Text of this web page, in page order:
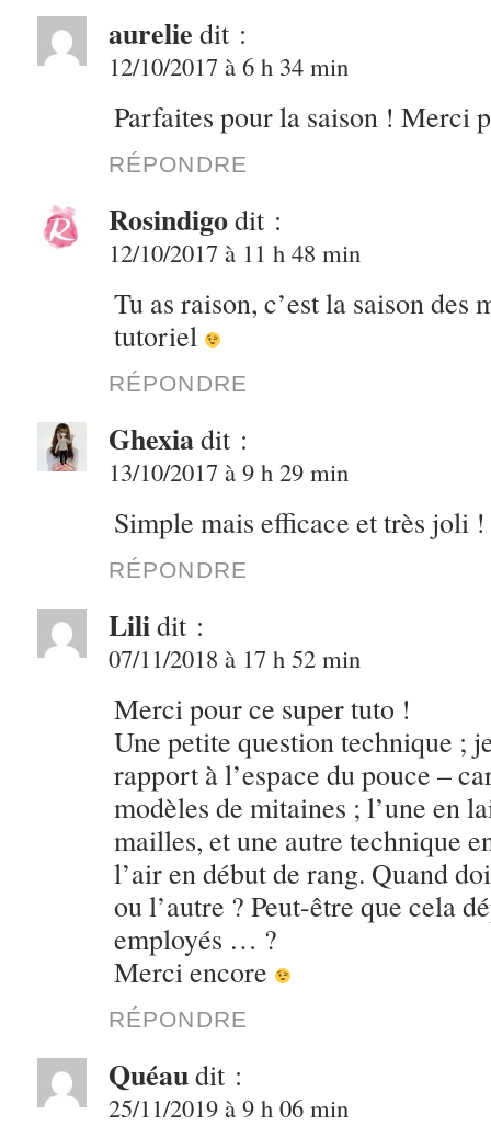
aurelie dit :
12/10/2017 à 6 h 34 min
Parfaites pour la saison ! Merci
RÉPONDRE
Rosindigodit :
12/10/2017 à 11 h 48 min
Tu as raison, c’est la saison
tutoriel
RÉPONDRE
Ghexiadit :
13/10/2017 à 9 h 29 min
Simple mais efficace et très joli
RÉPONDRE
Lilidit :
07/11/2018 à 17 h 52 min
Merci pour ce super tuto !
Une petite question technique ;
rapport à l’espace du pouce –
modèles de mitaines ; l’une en
mailles, et une autre technique
l’air en début de rang. Quand
ou l’autre ? Peut-être que cela
employés … ?
Merci encore
RÉPONDRE
Quéaudit :
25/11/2019 à 9 h 06 min